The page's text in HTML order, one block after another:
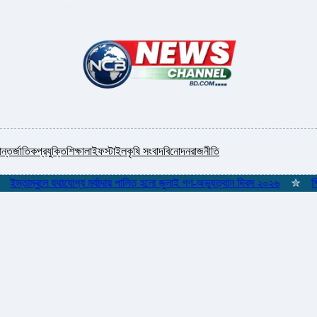
প্রযুক্তিশিক্ষালাইফস্টাইলকৃষি সংবাদবিনোদনরাজনীতি
যথাযোগ্য মর্যাদায় পালিত হলো জুলাই গণ-অভ্যুত্থান দিবস ২০২৬ ✮